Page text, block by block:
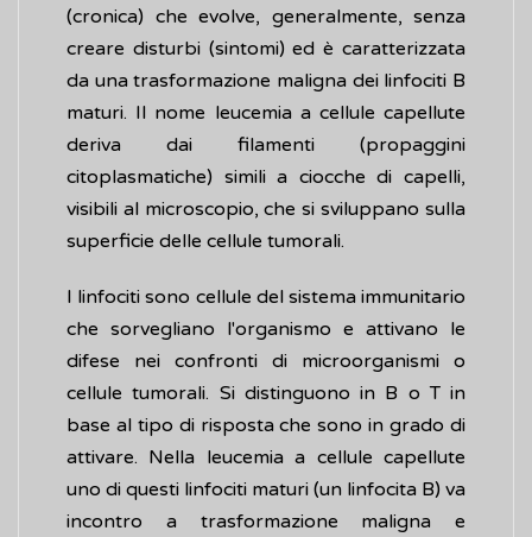
(cronica) che evolve, generalmente, senza
creare disturbi (sintomi) ed è caratterizzata
da una trasformazione maligna dei linfociti B
maturi. Il nome leucemia a cellule capellute
deriva dai filamenti (propaggini
citoplasmatiche) simili a ciocche di capelli,
visibili al microscopio, che si sviluppano sulla
superficie delle cellule tumorali.
I linfociti sono cellule del sistema immunitario
che sorvegliano l'organismo e attivano le
difese nei confronti di microorganismi o
cellule tumorali. Si distinguono in B o T in
base al tipo di risposta che sono in grado di
attivare. Nella leucemia a cellule capellute
uno di questi linfociti maturi (un linfocita B) va
incontro a trasformazione maligna e